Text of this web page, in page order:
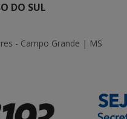
DO SUL
- Campo Grande | MS